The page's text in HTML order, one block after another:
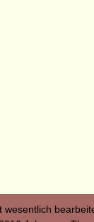
wesentlich